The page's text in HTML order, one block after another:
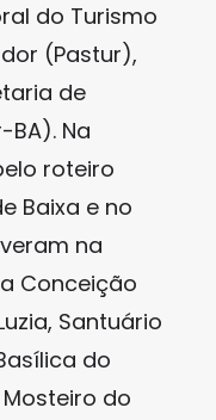
do Turismo
(Pastur),
de
BA). Na
roteiro
Baixa e no
na
Conceição
Santuário
do
do